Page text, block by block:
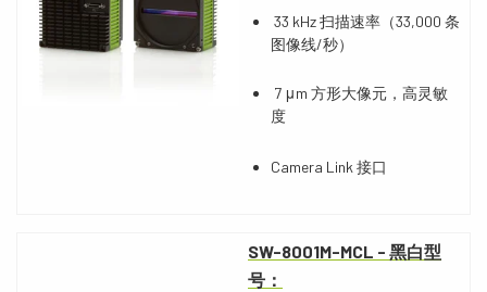
33 kHz 扫描速率（33,000 条
图像线/秒）
7 μm 方形大像元，高灵敏
度
Camera Link 接口
SW-8001M-MCL - 黑白型
号：